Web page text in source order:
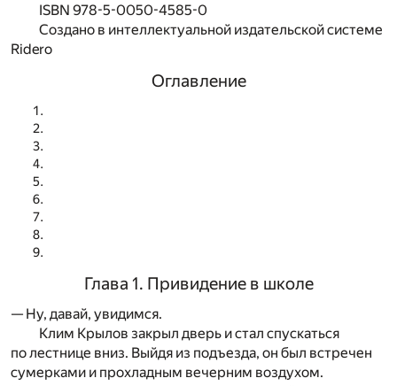
ISBN 978-5-0050-4585-0
Создано в интеллектуальной издательской системе
Ridero
Оглавление
Глава 1. Привидение в школе
— Ну, давай, увидимся.
Клим Крылов закрыл дверь и стал спускаться
по лестнице вниз. Выйдя из подъезда, он был встречен
сумерками и прохладным вечерним воздухом.